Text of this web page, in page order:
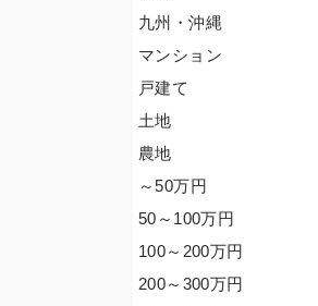
九州・沖縄
マンション
戸建て
土地
農地
～50万円
50～100万円
100～200万円
200～300万円